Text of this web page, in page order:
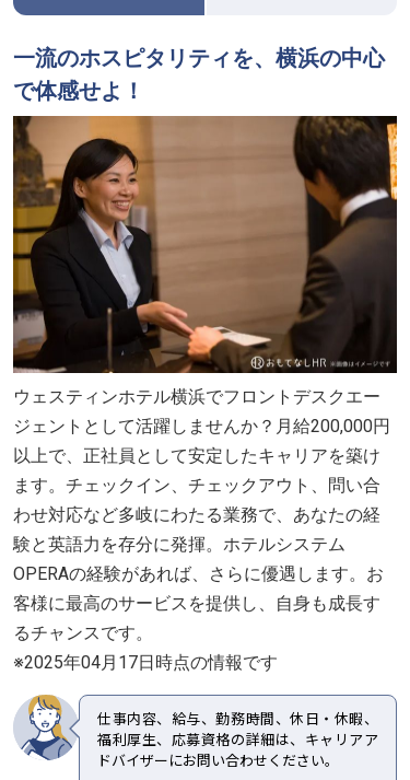
一流のホスピタリティを、横浜の中心
で体感せよ！
ウェスティンホテル横浜でフロントデスクエー
ジェントとして活躍しませんか？月給200,000円
以上で、正社員として安定したキャリアを築け
ます。チェックイン、チェックアウト、問い合
わせ対応など多岐にわたる業務で、あなたの経
験と英語力を存分に発揮。ホテルシステム
OPERAの経験があれば、さらに優遇します。お
客様に最高のサービスを提供し、自身も成長す
るチャンスです。
※2025年04月17日時点の情報です
仕事内容、給与、勤務時間、休日・休暇、
福利厚生、応募資格の詳細は、キャリアア
ドバイザーにお問い合わせください。